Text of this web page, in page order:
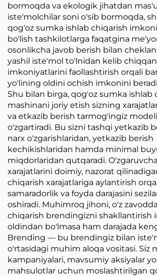
bormoqda va ekologik jihatdan
iste'molchilar soni o'sib bormoqda,
qog'oz sumka ishlab chiqarish
bo'lish tashkilotlarga faqatgina
osonlikcha javob berish bilan
yashil iste'mol to'lnidan kelib
imkoniyatlarini faollashtirish orqali
yo'lining oldini ochish imkonini
Shu bilan birga, qog'oz sumka ishlab
mashinani joriy etish sizning
va etkazib berish tarmog'ingiz
o'zgartiradi. Bu sizni tashqi yetkazib
narx o'zgarishlaridan, yetkazib berish
kechikishlaridan hamda minimal
miqdorlaridan qutqaradi.
xarajatlarini doimiy, nazorat
chiqarish xarajatlariga aylantirish
samaradorlik va foyda darajasini
oshiradi. Muhimroq jihoni, o'z
chiqarish brendingizni shakllantirish
oldindan bo'lmasa ham darajada
Brending — bu brendingiz bilan
o'rtasidagi muhim aloqa vositasi. Siz
kampaniyalari, mavsumiy aksiyalar
mahsulotlar uchun moslashtirilgan